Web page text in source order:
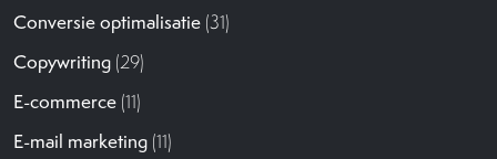
Conversie optimalisatie (31)
Copywriting (29)
E-commerce (11)
E-mail marketing (11)